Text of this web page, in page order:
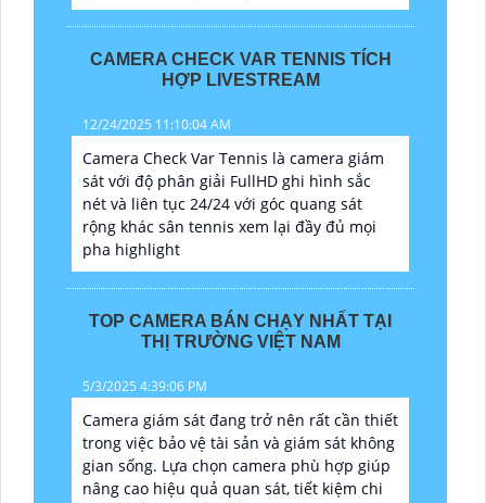
CAMERA CHECK VAR TENNIS TÍCH
HỢP LIVESTREAM
12/24/2025 11:10:04 AM
Camera Check Var Tennis là camera giám
sát với độ phân giải FullHD ghi hình sắc
nét và liên tục 24/24 với góc quang sát
rộng khác sân tennis xem lại đầy đủ mọi
pha highlight
TOP CAMERA BÁN CHẠY NHẤT TẠI
THỊ TRƯỜNG VIỆT NAM
5/3/2025 4:39:06 PM
Camera giám sát đang trở nên rất cần thiết
trong việc bảo vệ tài sản và giám sát không
gian sống. Lựa chọn camera phù hợp giúp
nâng cao hiệu quả quan sát, tiết kiệm chi